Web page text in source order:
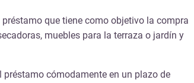
que tiene como objetivo la compra
muebles para la terraza o jardín y
préstamo cómodamente en un plazo de